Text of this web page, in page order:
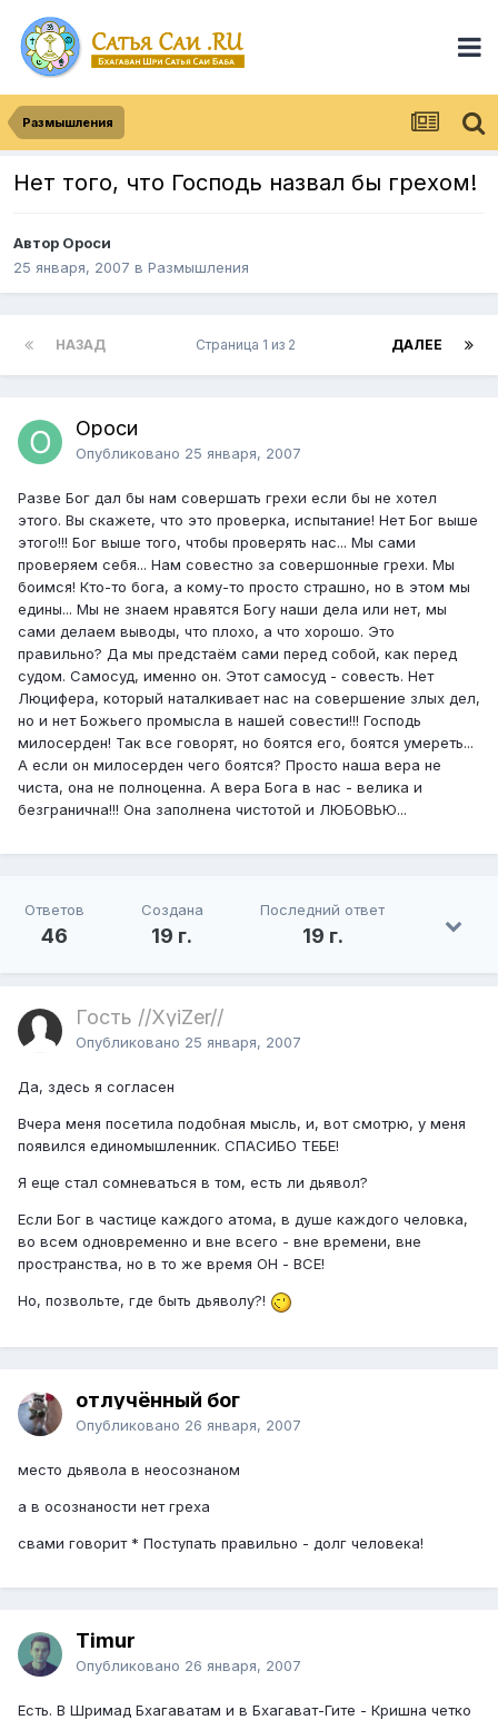
Размышления
Нет того, что Господь назвал бы грехом!
Автор Ороси
25 января, 2007 в Размышления
НАЗАД ДАЛЕЕ
Страница 1 из 2
Ороси
Опубликовано 25 января, 2007
Разве Бог дал бы нам совершать грехи если бы не хотел
этого. Вы скажете, что это проверка, испытание! Нет Бог выше
этого!!! Бог выше того, чтобы проверять нас... Мы сами
проверяем себя... Нам совестно за совершонные грехи. Мы
боимся! Кто-то бога, а кому-то просто страшно, но в этом мы
едины... Мы не знаем нравятся Богу наши дела или нет, мы
сами делаем выводы, что плохо, а что хорошо. Это
правильно? Да мы предстаём сами перед собой, как перед
судом. Самосуд, именно он. Этот самосуд - совесть. Нет
Люцифера, который наталкивает нас на совершение злых дел,
но и нет Божьего промысла в нашей совести!!! Господь
милосерден! Так все говорят, но боятся его, боятся умереть...
А если он милосерден чего боятся? Просто наша вера не
чиста, она не полноценна. А вера Бога в нас - велика и
безгранична!!! Она заполнена чистотой и ЛЮБОВЬЮ...
Ответов
46
Создана
19 г.
Последний ответ
19 г.
Гость //XyiZer//
Опубликовано 25 января, 2007
Да, здесь я согласен
Вчера меня посетила подобная мысль, и, вот смотрю, у меня
появился единомышленник. СПАСИБО ТЕБЕ!
Я еще стал сомневаться в том, есть ли дьявол?
Если Бог в частице каждого атома, в душе каждого человка,
во всем одновременно и вне всего - вне времени, вне
пространства, но в то же время ОН - ВСЕ!
Но, позвольте, где быть дьяволу?!
отлучённый бог
Опубликовано 26 января, 2007
место дьявола в неосознаном
а в осознаности нет греха
свами говорит * Поступать правильно - долг человека!
Timur
Опубликовано 26 января, 2007
Есть. В Шримад Бхагаватам и в Бхагават-Гите - Кришна четко